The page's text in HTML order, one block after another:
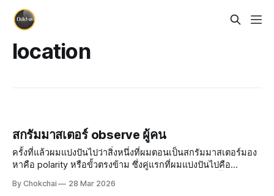
location
สกรัมมาสเตอร์ observe ผู้คน
ครั้งที่แล้วผมแบ่งปันไปว่าสิ่งหนึ่งที่ผมตอนเป็นสกรัมมาสเตอร์มอง
หาคือ polarity หรือขั้วตรงข้าม ซึ่งคู่แรกที่ผมแบ่งปันไปคือ
แบ่งปันอีกรูปแบบหนึ่งของ 2 ขั้วนี้ที่เรียกว่า survive (อยู่รอดปลอด
By Chokchai 28 Mar 2026